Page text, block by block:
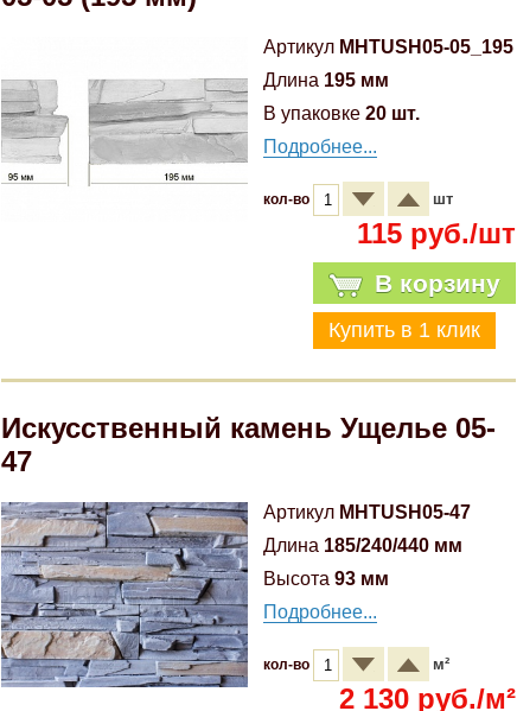
Артикул MHTUSH05-05_195
Длина 195 мм
В упаковке 20 шт.
Подробнее...
кол-во шт
115 руб./шт
В корзину
Искусственный камень Ущелье 05-
47
Артикул MHTUSH05-47
Длина 185/240/440 мм
Высота 93 мм
Подробнее...
кол-во м²
2 130 руб./м²